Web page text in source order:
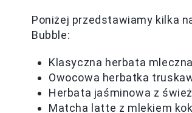
Poniżej przedstawiamy kilka
Bubble:
Klasyczna herbata
Owocowa herbatka
Herbata jaśminowa z
Matcha latte z mlekiem